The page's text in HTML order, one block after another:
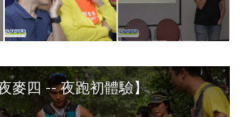
麥四 -- 夜跑初體驗】